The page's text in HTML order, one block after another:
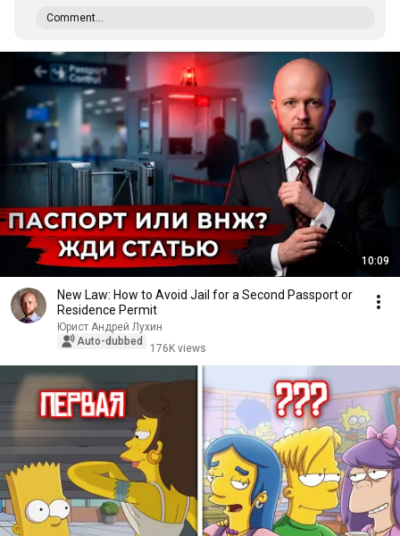
Comment...
10:09
New Law: How to Avoid Jail for a Second Passport or
Residence Permit
Юрист Андрей Лухин
Auto-dubbed
176K views